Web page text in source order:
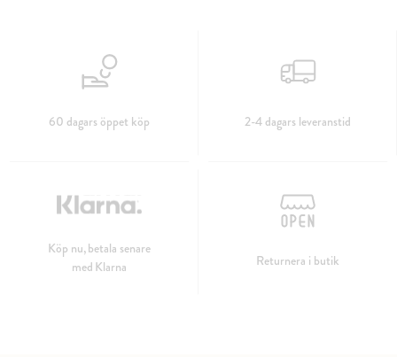
60 dagars öppet köp 2-4 dagars leveranstid
Köp nu, betala senare
med Klarna
Returnera i butik